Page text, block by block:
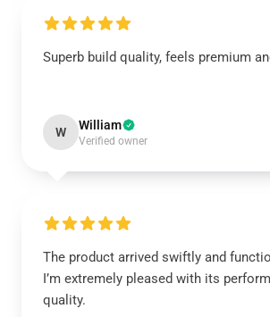
Superb build quality, feels premium
W William
Verified owner
The product arrived swiftly and
I’m extremely pleased with its
quality.